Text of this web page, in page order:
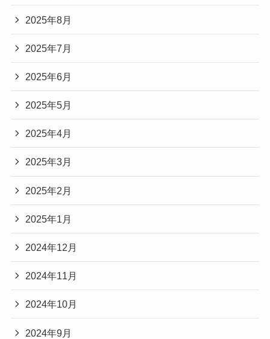
2025年8月
2025年7月
2025年6月
2025年5月
2025年4月
2025年3月
2025年2月
2025年1月
2024年12月
2024年11月
2024年10月
2024年9月